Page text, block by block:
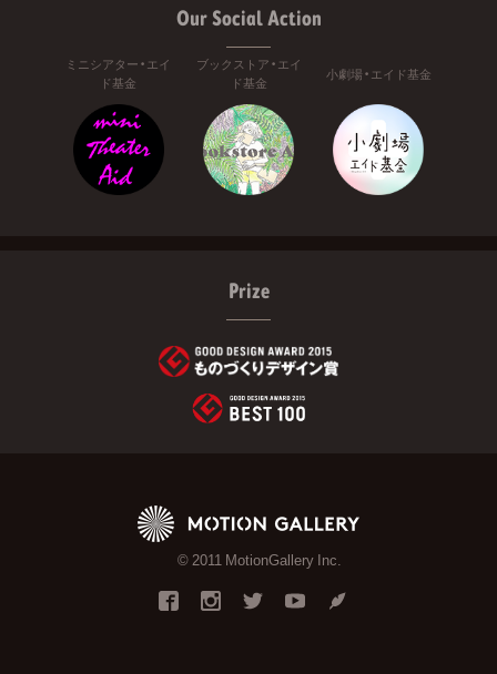
Our Social Action
ミニシアター・エイ
ド基金
ブックストア・エイ
ド基金
小劇場・エイド基金
Prize
© 2011 MotionGallery Inc.